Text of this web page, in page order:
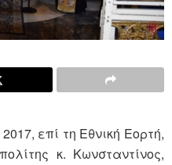
επί τη Εθνική Εορτή,
κ. Κωνσταντίνος,